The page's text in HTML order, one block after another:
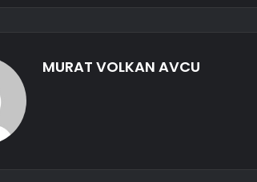
MURAT VOLKAN AVCU